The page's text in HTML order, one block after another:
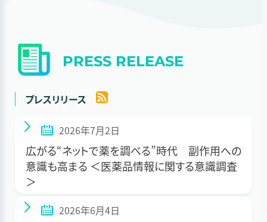
PRESS RELEASE
プレスリリース
2026年7月2日
広がる“ネットで薬を調べる”時代 副作用への
意識も高まる ＜医薬品情報に関する意識調査
＞
2026年6月4日